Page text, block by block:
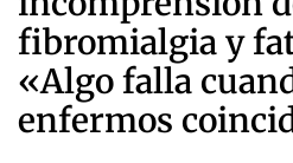
fibromialgia y
«Algo falla
enfermos